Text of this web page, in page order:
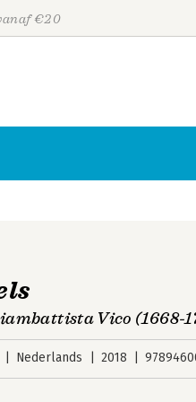
€20
Vico (1668-
Nederlands 2018
Personen